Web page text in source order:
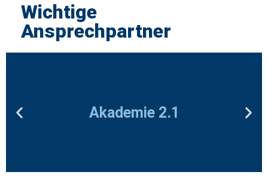
Wichtige
Ansprechpartner
Akademie 2.1